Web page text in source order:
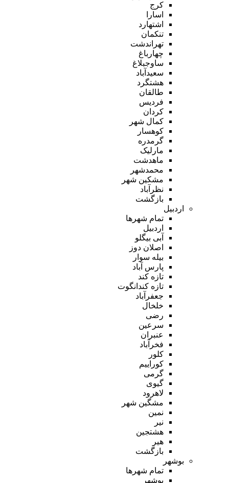
کرج
اسارا
اشتهارد
تنکمان
تهراندشت
چهارباغ
ساوجبلاغ
سعیدآباد
هشتگرد
طالقان
فردیس
کردان
کمال شهر
کوهسار
گرمدره
مارلیک
ماهدشت
محمدشهر
مشکین شهر
نظرآباد
بازگشت
اردبیل
تمام شهر‌ها
اردبیل
آبی بیگلو
اصلان دوز
بیله سوار
پارس آباد
تازه کند
تازه کندانگوت
جعفرآباد
خلخال
رضی
سرعین
عنبران
فخرآباد
کلور
کوراییم
گرمی
گیوی
لاهرود
مشگین شهر
نمین
نیر
هشتجین
هیر
بازگشت
بوشهر
تمام شهر‌ها
بوشهر